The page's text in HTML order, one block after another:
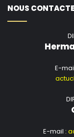
NOUS
E-
E-mail :